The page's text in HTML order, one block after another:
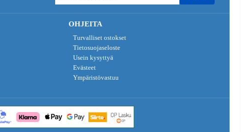
OHJEITA
Turvalliset ostokset
Tietosuojaseloste
Usein kysyttyä
Evästeet
Ympäristövastuu